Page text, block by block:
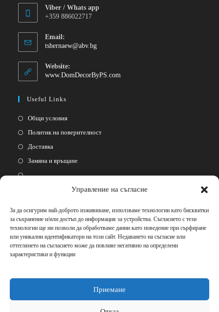
Управление на съгласие
За да осигурим най-доброто изживяване, използваме технологии като бисквитки
за съхранение и/или достъп до информация за устройства. Съгласието с тези
технологии ще ни позволи да обработваме данни като поведение при сърфиране
или уникални идентификатори на този сайт. Недаването на съгласие или
оттеглянето на съгласието може да повлияе негативно на определени
характеристики и функции
Приемане
Viber / Whats app
+359 886022717
Email:
tshernaew@abv.bg
Website:
www.DomDecorByPS.com
Useful Links
Общи условия
Политик на поверителност
Доставка
Замяна и връщане
Please Share This